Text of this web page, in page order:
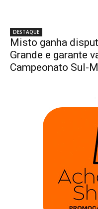
DESTAQUE
Misto ganha
Grande e garante
Campeonato Sul-
-